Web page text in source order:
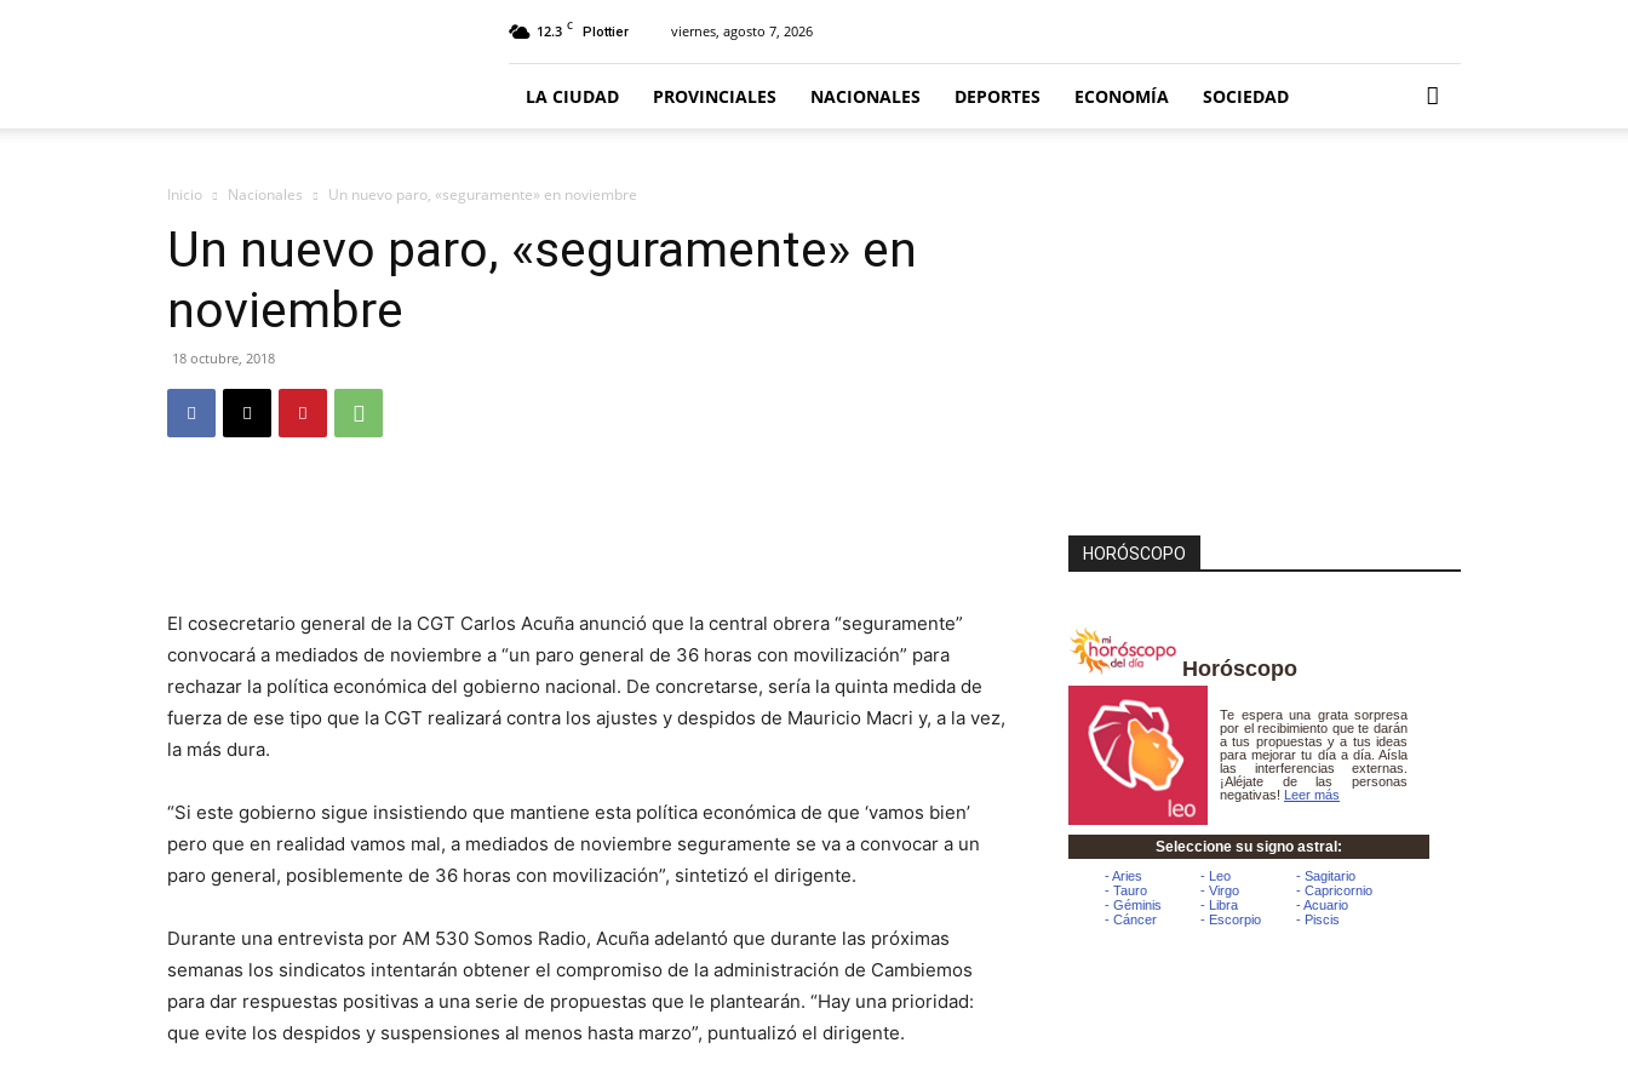
12.3 C Plottier viernes, agosto 7, 2026
LA CIUDAD PROVINCIALES NACIONALES DEPORTES ECONOMÍA SOCIEDAD
Inicio Nacionales Un nuevo paro, «seguramente» en noviembre
Un nuevo paro, «seguramente» en
noviembre
18 octubre, 2018
El cosecretario general de la CGT Carlos Acuña anunció que la central obrera “seguramente”
convocará a mediados de noviembre a “un paro general de 36 horas con movilización” para
rechazar la política económica del gobierno nacional. De concretarse, sería la quinta medida de
fuerza de ese tipo que la CGT realizará contra los ajustes y despidos de Mauricio Macri y, a la vez,
la más dura.
“Si este gobierno sigue insistiendo que mantiene esta política económica de que ‘vamos bien’
pero que en realidad vamos mal, a mediados de noviembre seguramente se va a convocar a un
paro general, posiblemente de 36 horas con movilización”, sintetizó el dirigente.
Durante una entrevista por AM 530 Somos Radio, Acuña adelantó que durante las próximas
semanas los sindicatos intentarán obtener el compromiso de la administración de Cambiemos
para dar respuestas positivas a una serie de propuestas que le plantearán. “Hay una prioridad:
que evite los despidos y suspensiones al menos hasta marzo”, puntualizó el dirigente.
HORÓSCOPO
Horóscopo